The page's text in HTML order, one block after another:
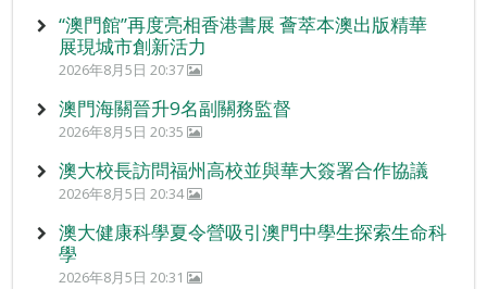
“澳門館”再度亮相香港書展 薈萃本澳出版精華
展現城市創新活力
2026年8月5日 20:37
澳門海關晉升9名副關務監督
2026年8月5日 20:35
澳大校長訪問福州高校並與華大簽署合作協議
2026年8月5日 20:34
澳大健康科學夏令營吸引澳門中學生探索生命科
學
2026年8月5日 20:31